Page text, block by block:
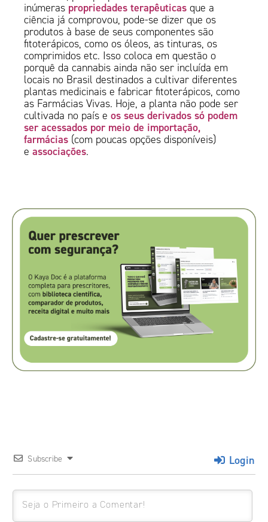
inúmeras propriedades terapêuticas que a
ciência já comprovou, pode-se dizer que os
produtos à base de seus componentes são
fitoterápicos, como os óleos, as tinturas, os
comprimidos etc. Isso coloca em questão o
porquê da cannabis ainda não ser incluída em
locais no Brasil destinados a cultivar diferentes
plantas medicinais e fabricar fitoterápicos, como
as Farmácias Vivas. Hoje, a planta não pode ser
cultivada no país eos seus derivados só podem
ser acessados por meio de importação,
farmácias (com poucas opções disponíveis)
eassociações.
Subscribe Login